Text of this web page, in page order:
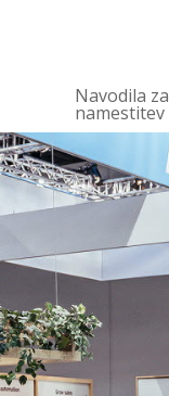
Navodila za
namestitev